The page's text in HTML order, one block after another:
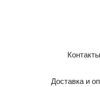
Контакты
Доставка и